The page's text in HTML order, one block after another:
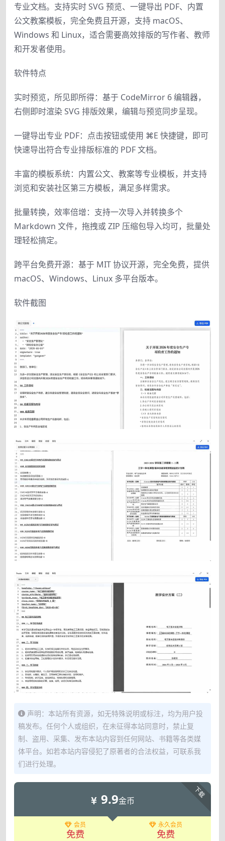
专业文档。支持实时 SVG 预览、一键导出 PDF、内置
公文教案模板，完全免费且开源，支持 macOS、
Windows 和 Linux，适合需要高效排版的写作者、教师
和开发者使用。
软件特点
实时预览，所见即所得：基于 CodeMirror 6 编辑器，
右侧即时渲染 SVG 排版效果，编辑与预览同步呈现。
一键导出专业 PDF：点击按钮或使用 ⌘E 快捷键，即可
快速导出符合专业排版标准的 PDF 文档。
丰富的模板系统：内置公文、教案等专业模板，并支持
浏览和安装社区第三方模板，满足多样需求。
批量转换，效率倍增：支持一次导入并转换多个
Markdown 文件，拖拽或 ZIP 压缩包导入均可，批量处
理轻松搞定。
跨平台免费开源：基于 MIT 协议开源，完全免费，提供
macOS、Windows、Linux 多平台版本。
软件截图
声明：本站所有资源，如无特殊说明或标注，均为用户投
稿发布。任何个人或组织，在未征得本站同意时，禁止复
制、盗用、采集、发布本站内容到任何网站、书籍等各类媒
体平台。如若本站内容侵犯了原著者的合法权益，可联系我
们进行处理。
下载
9.9金币
会员
免费
永久会员
免费